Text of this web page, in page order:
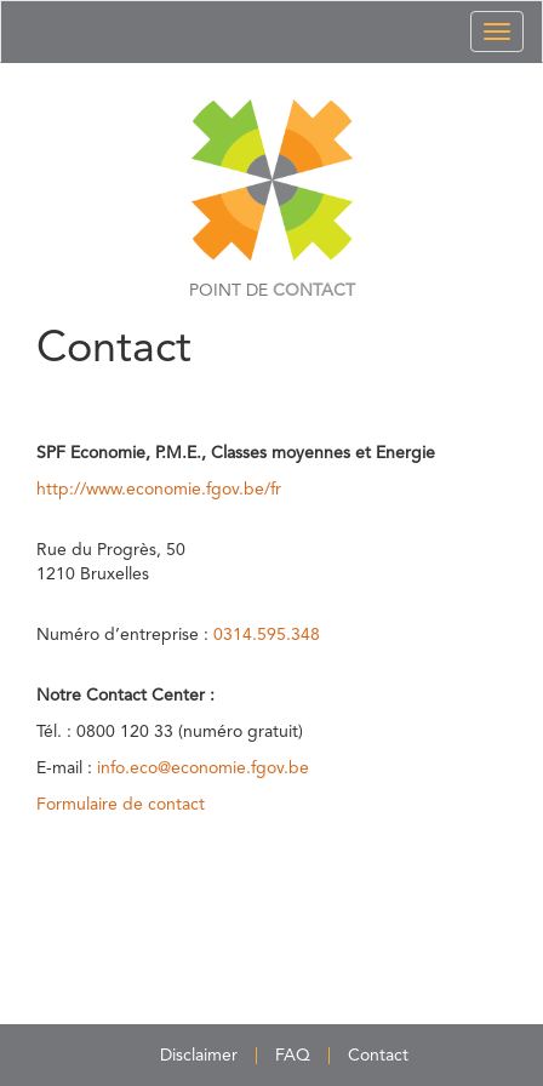
POINT DE CONTACT
Contact
SPF Economie, P.M.E., Classes moyennes et Energie
http://www.economie.fgov.be/fr
Rue du Progrès, 50
1210 Bruxelles
Numéro d’entreprise : 0314.595.348
Notre Contact Center :
Tél. : 0800 120 33 (numéro gratuit)
E-mail : info.eco@economie.fgov.be
Formulaire de contact
Disclaimer FAQ Contact